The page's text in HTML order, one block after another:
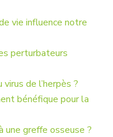
vie influence notre
perturbateurs
de l’herpès ?
bénéfique pour la
une greffe osseuse ?